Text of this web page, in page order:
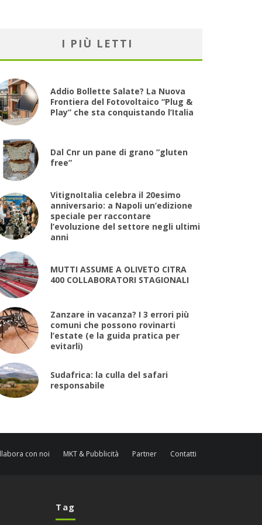
I PIÙ LETTI
Addio Bollette Salate? La Nuova
Frontiera del Fotovoltaico “Plug &
Play” che sta conquistando l’Italia
Dal Cnr un pane di grano “gluten
free”
VitignoItalia celebra il 20esimo
anniversario: a Napoli un’edizione
speciale per raccontare
l’evoluzione del settore negli ultimi
anni
MUTTI ASSUME A OLIVETO CITRA
400 COLLABORATORI STAGIONALI
Zanzare in vacanza? I 3 errori più
comuni che possono rovinarti
l’estate (e la guida pratica per
evitarli)
Sudafrica: la culla del safari
responsabile
con noi MKT & Pubblicità Partner Contatti
Tag